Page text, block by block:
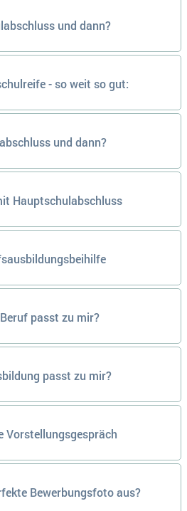
und dann?
- so weit so gut:
und dann?
Hauptschulabschluss
passt zu mir?
passt zu mir?
Vorstellungsgespräch
Bewerbungsfoto aus?